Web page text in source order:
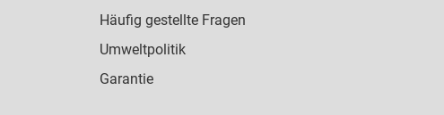
Häufig gestellte Fragen
Umweltpolitik
Garantie